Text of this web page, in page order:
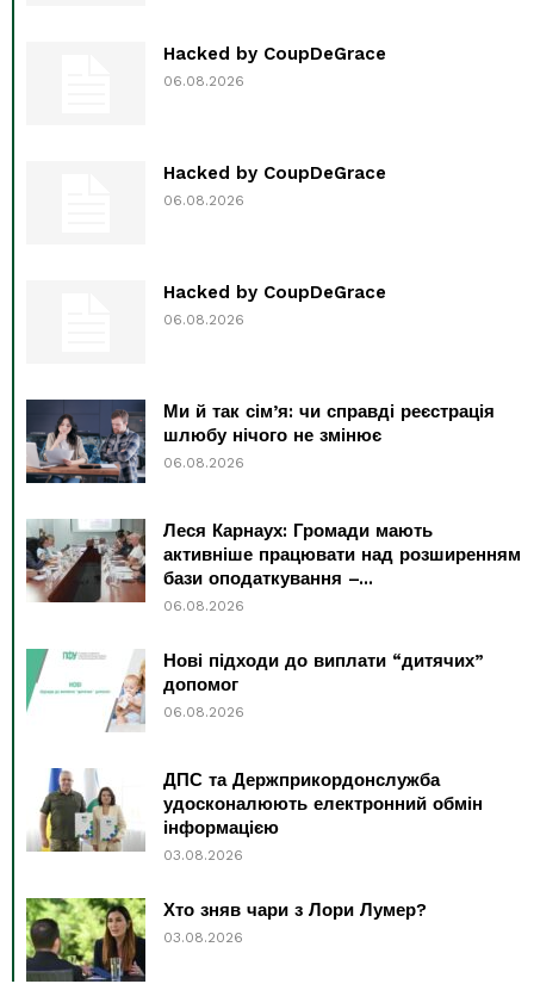
Hacked by CoupDeGrace
06.08.2026
Hacked by CoupDeGrace
06.08.2026
Hacked by CoupDeGrace
06.08.2026
Ми й так сім’я: чи справді реєстрація
шлюбу нічого не змінює
06.08.2026
Леся Карнаух: Громади мають
активніше працювати над розширенням
бази оподаткування –...
06.08.2026
Нові підходи до виплати “дитячих”
допомог
06.08.2026
ДПС та Держприкордонслужба
удосконалюють електронний обмін
інформацією
03.08.2026
Хто зняв чари з Лори Лумер?
03.08.2026